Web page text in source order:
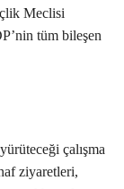
Meclisi
tüm bileşen
çalışma
ziyaretleri,